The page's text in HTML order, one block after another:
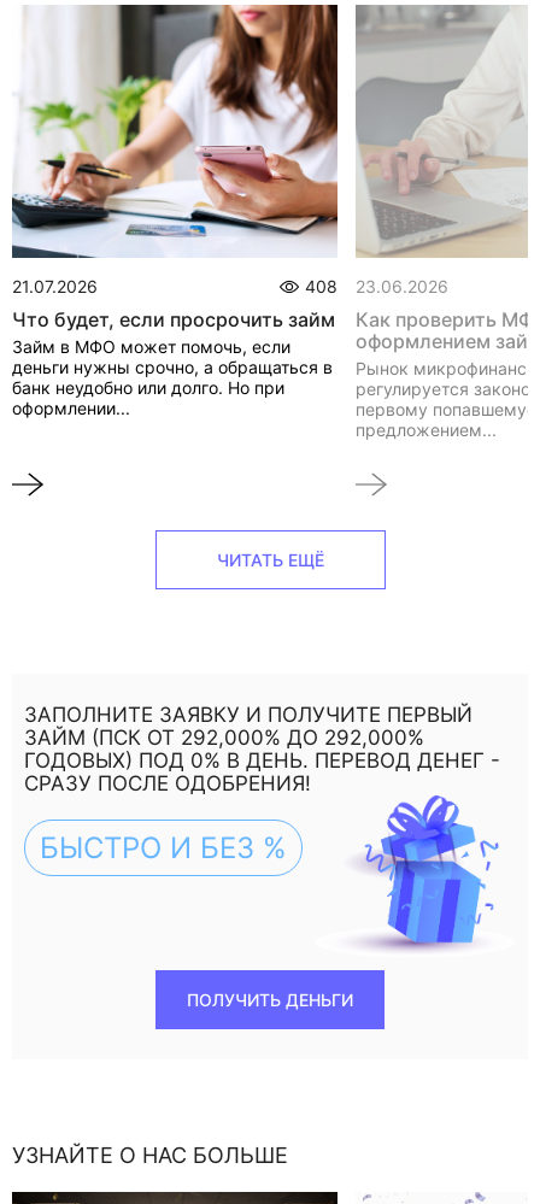
21.07.2026 408
Что будет, если просрочить займ
Займ в МФО может помочь, если
деньги нужны срочно, а обращаться в
банк неудобно или долго. Но при
оформлении...
23.06.2026
Как проверить
оформлением
Рынок
регулируется
первому
предложением...
ЧИТАТЬ ЕЩЁ
ЗАПОЛНИТЕ ЗАЯВКУ И ПОЛУЧИТЕ ПЕРВЫЙ
ЗАЙМ (ПСК ОТ 292,000% ДО 292,000%
ГОДОВЫХ) ПОД 0% В ДЕНЬ. ПЕРЕВОД ДЕНЕГ -
СРАЗУ ПОСЛЕ ОДОБРЕНИЯ!
БЫСТРО И БЕЗ %
ПОЛУЧИТЬ ДЕНЬГИ
УЗНАЙТЕ О НАС БОЛЬШЕ